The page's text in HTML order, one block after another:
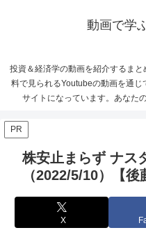
動画で学
投資＆経済学の動画を紹介するま
料で見られるYoutubeの動画を通
サイトになっています。あなた
PR
株安止まらず ナス
（2022/5/10）【後
X